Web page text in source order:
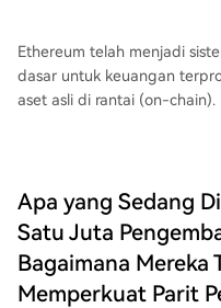
Ethereum telah menjadi
dasar untuk keuangan
aset asli di rantai (on-chain).
Apa yang Sedang
Satu Juta
Bagaimana Mereka
Memperkuat Parit